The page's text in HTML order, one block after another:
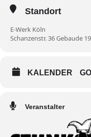
Standort
E-Werk Köln
Schanzenstr. 36 Gebaude
KALENDER
Veranstalter